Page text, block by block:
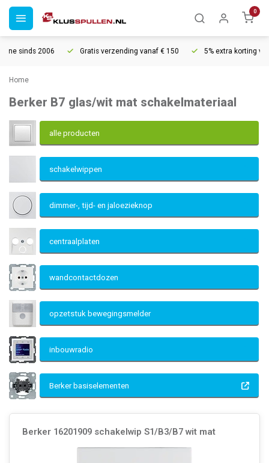
0
Gratis verzending vanaf € 150 5% extra korting vanaf € 1000
Home
Berker B7 glas/wit mat schakelmateriaal
alle producten
schakelwippen
dimmer-, tijd- en jaloezieknop
centraalplaten
wandcontactdozen
opzetstuk bewegingsmelder
inbouwradio
Berker basiselementen
Berker 16201909 schakelwip S1/B3/B7 wit mat